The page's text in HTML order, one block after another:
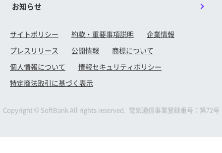
お知らせ
サイトポリシー 約款・重要事項説明
企業情報
プレスリリース
公開情報
商標について
個人情報について
情報セキュリティポリシー
特定商法取引に基づく表示
Copyright © SoftBank All rights reserved. 電気通信事業登録番号：第72号